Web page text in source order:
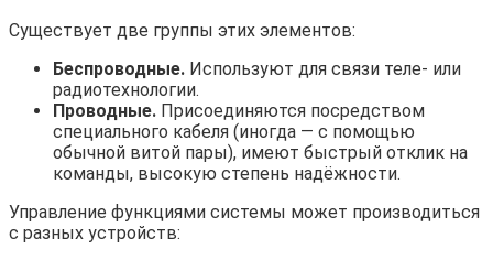
Существует две группы этих элементов:
Беспроводные. Используют для связи теле- или
радиотехнологии.
Проводные. Присоединяются посредством
специального кабеля (иногда — с помощью
обычной витой пары), имеют быстрый отклик на
команды, высокую степень надёжности.
Управление функциями системы может производиться
с разных устройств: